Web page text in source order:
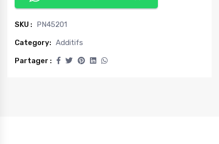
SKU : PN45201
Category: Additifs
Partager :